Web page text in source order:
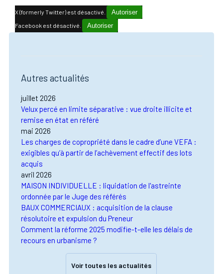
X (formerly Twitter) est désactivé. Autoriser
Facebook est désactivé. Autoriser
Autres actualités
juillet 2026
Velux percé en limite séparative : vue droite illicite et
remise en état en référé
mai 2026
Les charges de copropriété dans le cadre d’une VEFA :
exigibles qu’à partir de l’achèvement effectif des lots
acquis
avril 2026
MAISON INDIVIDUELLE : liquidation de l'astreinte
ordonnée par le Juge des référés
BAUX COMMERCIAUX : acquisition de la clause
résolutoire et expulsion du Preneur
Comment la réforme 2025 modifie-t-elle les délais de
recours en urbanisme ?
Voir toutes les actualités